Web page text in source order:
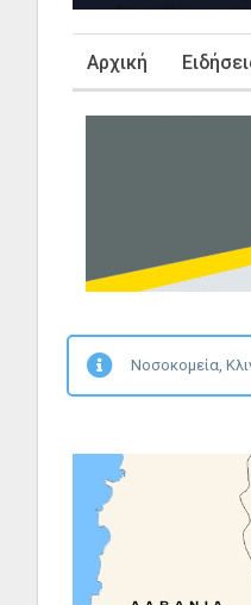
Αρχική
Νοσοκομεία,